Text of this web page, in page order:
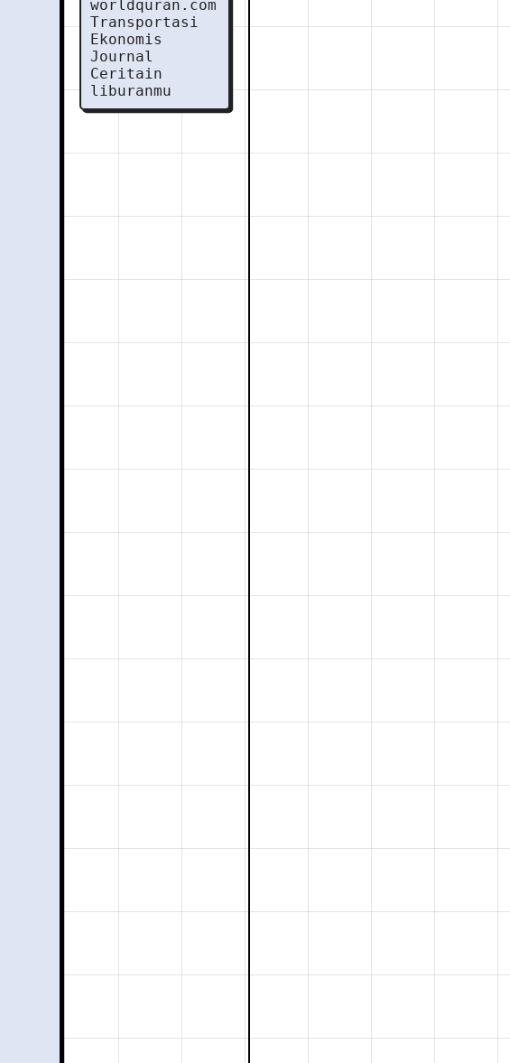
worldquran.com
Transportasi
Ekonomis
Journal
Ceritain
liburanmu